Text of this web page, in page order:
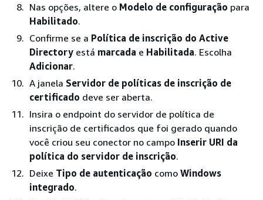
Nas opções, altere o Modelo de configuração para
Habilitado.
Confirme se a Política de inscrição do Active
Directory está marcada e Habilitada. Escolha
Adicionar.
A janela Servidor de políticas de inscrição de
certificado deve ser aberta.
Insira o endpoint do servidor de política de
inscrição de certificados que foi gerado quando
você criou seu conector no campo Inserir URI da
política do servidor de inscrição.
Deixe Tipo de autenticação como Windows
integrado.